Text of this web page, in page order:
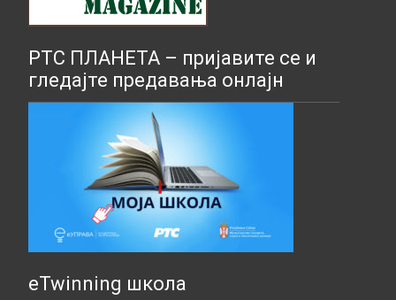
РТС ПЛАНЕТА – пријавите се и
гледајте предавања онлајн
eTwinning школа